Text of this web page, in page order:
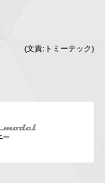
(文責:トミーテック)